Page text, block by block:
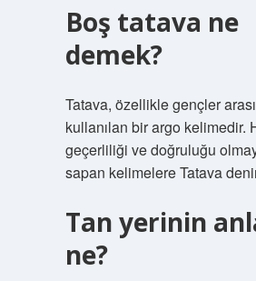
Boş tatava ne
demek?
Tatava, özellikle gençler
kullanılan bir argo kelimedir.
geçerliliği ve doğruluğu
sapan kelimelere Tatava
Tan yerinin
ne?